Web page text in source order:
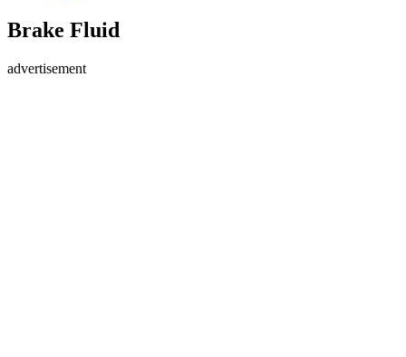
Brake Fluid
advertisement